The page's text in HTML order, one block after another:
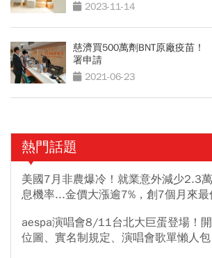
2023-11-14
慈濟買500萬劑BNT原廠疫苗
署申請
2021-06-23
熱門話題
美國7月非農爆冷！就業意外減少2.3
息機率...金價大漲逾7%，創7個月來最
aespa演唱會8/11台北大巨蛋登場！
位圖、實名制規定、演唱會歌單懶人包